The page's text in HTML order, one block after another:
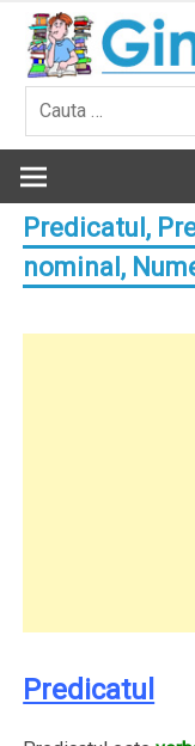
Skip
content
Predicatul,
nominal,
Predicatul